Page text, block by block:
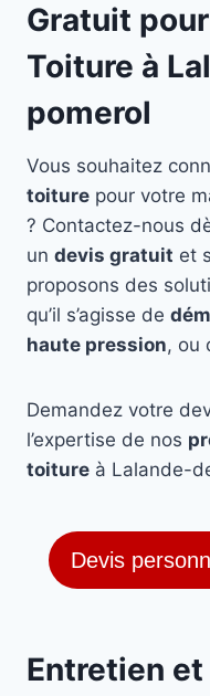
Gratuit
Toiture à
pomerol
Vous souhaitez
toiture pour votre
? Contactez-nous
un devis gratuit et
proposons des
qu’il s’agisse de
haute pression, ou
Demandez votre
l’expertise de nos
toiture à Lalande-
Devis
Entretien et